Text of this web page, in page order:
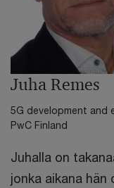
Juha Remes
5G development and
PwC Finland
Juhalla on
jonka aikana hän